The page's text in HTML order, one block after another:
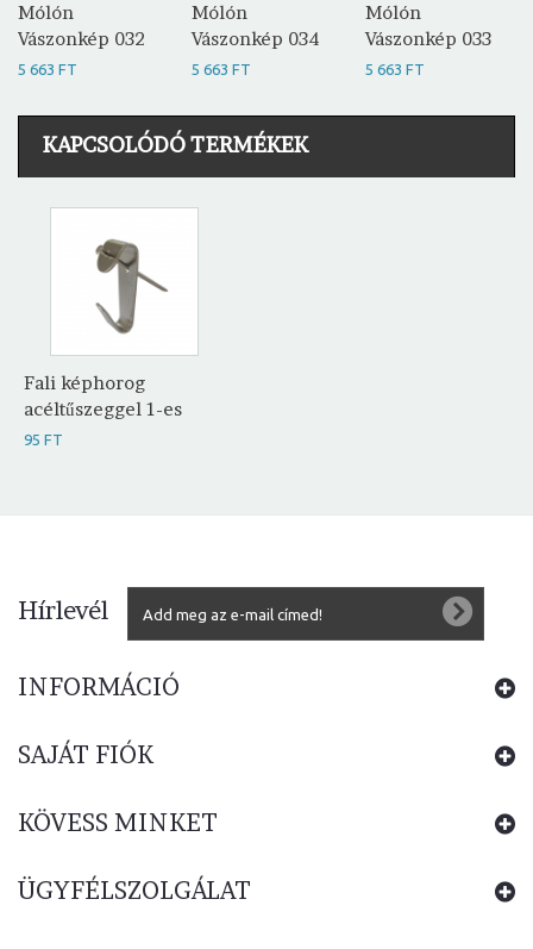
Mólón
Vászonkép 032
5 663 FT
Mólón
Vászonkép 034
5 663 FT
Mólón
Vászonkép 033
5 663 FT
KAPCSOLÓDÓ TERMÉKEK
Fali képhorog
acéltűszeggel 1-es
95 FT
Hírlevél
INFORMÁCIÓ
SAJÁT FIÓK
KÖVESS MINKET
ÜGYFÉLSZOLGÁLAT